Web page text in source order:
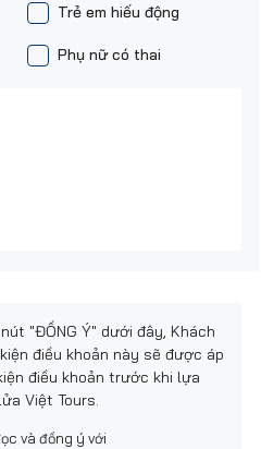
Trẻ em hiếu động
Phụ nữ có thai
"ĐỒNG Ý" dưới đây, Khách
điều khoản này sẽ được áp
điều khoản trước khi lựa
Việt Tours.
và đồng ý với